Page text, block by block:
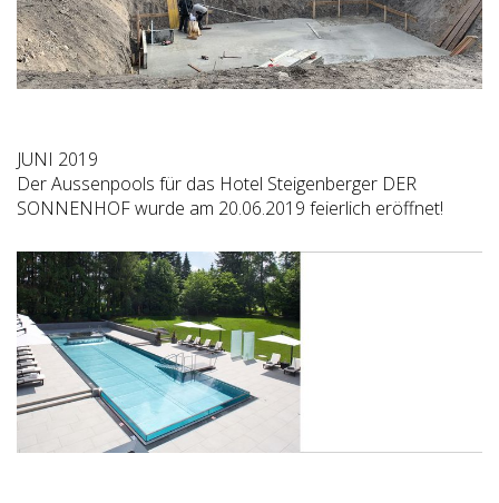
JUNI 2019
Der Aussenpools für das Hotel Steigenberger DER
SONNENHOF wurde am 20.06.2019 feierlich eröffnet!